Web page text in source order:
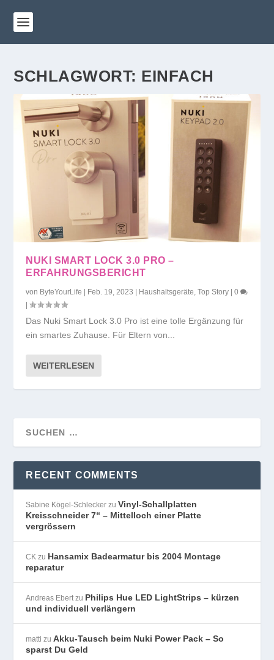
SCHLAGWORT: EINFACH
NUKI SMART LOCK 3.0 PRO –
ERFAHRUNGSBERICHT
von ByteYourLife | Feb. 19, 2023 | Haushaltsgeräte ,Top Story |0
|
Das Nuki Smart Lock 3.0 Pro ist eine tolle Ergänzung für
ein smartes Zuhause. Für Eltern von...
WEITERLESEN
RECENT COMMENTS
Sabine Kögel-Schlecker zuVinyl-Schallplatten
Kreisschneider 7“ – Mittelloch einer Platte
vergrössern
CK zu Hansamix Badearmatur bis 2004 Montage
reparatur
Andreas Ebert zu Philips Hue LED LightStrips – kürzen
und individuell verlängern
matti zuAkku-Tausch beim Nuki Power Pack – So
sparst Du Geld